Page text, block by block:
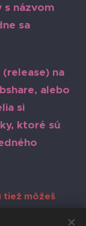
s názvom
sa
na
alebo
si
ktoré sú
môžeš